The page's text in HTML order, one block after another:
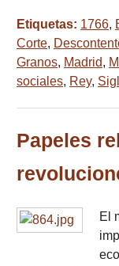
Etiquetas: 1766,
Corte,
Granos, Madrid,
sociales, Rey,
Papeles
El